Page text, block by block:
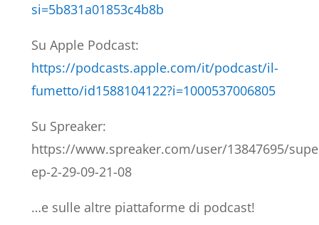
si=5b831a01853c4b8b
Su Apple Podcast:
https://podcasts.apple.com/it/podcast/il-
fumetto/id1588104122?i=1000537006805
Su Spreaker:
https://www.spreaker.com/user/13847695/
ep-2-29-09-21-08
…e sulle altre piattaforme di podcast!